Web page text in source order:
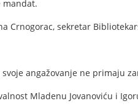
mandat.
Crnogorac, sekretar
angažovanje ne primaju
Mladenu Jovanoviću i